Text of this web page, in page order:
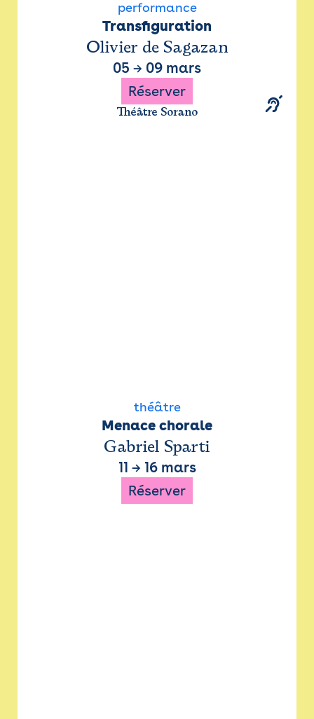
performance
Transfiguration
Olivier de Sagazan
05 → 09 mars
Réserver
Théâtre Sorano
théâtre
Menace chorale
Gabriel Sparti
11 → 16 mars
Réserver